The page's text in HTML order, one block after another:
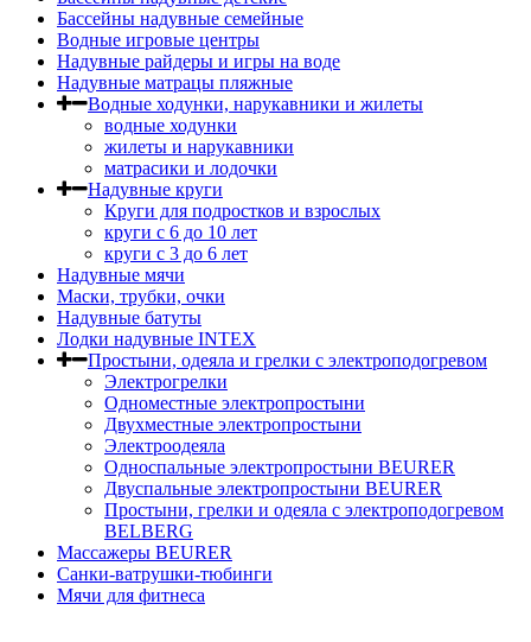
Бассейны надувные семейные
Водные игровые центры
Надувные райдеры и игры на воде
Надувные матрацы пляжные
Водные ходунки, нарукавники и жилеты
водные ходунки
жилеты и нарукавники
матрасики и лодочки
Надувные круги
Круги для подростков и взрослых
круги с 6 до 10 лет
круги c 3 до 6 лет
Надувные мячи
Маски, трубки, очки
Надувные батуты
Лодки надувные INTEX
Простыни, одеяла и грелки с электроподогревом
Электрогрелки
Одноместные электропростыни
Двухместные электропростыни
Электроодеяла
Односпальные электропростыни BEURER
Двуспальные электропростыни BEURER
Простыни, грелки и одеяла с электроподогревом
BELBERG
Массажеры BEURER
Санки-ватрушки-тюбинги
Мячи для фитнеса